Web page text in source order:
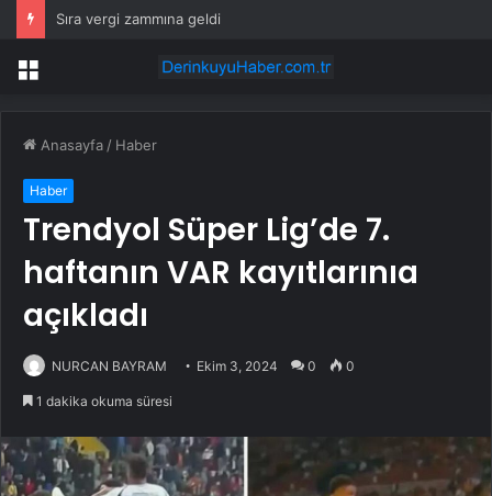
Sıra vergi zammına geldi
Menü
Anasayfa / Haber
Haber
Trendyol Süper Lig’de 7.
haftanın VAR kayıtlarınıa
açıkladı
NURCAN BAYRAM Ekim 3, 2024 0 0
1 dakika okuma süresi